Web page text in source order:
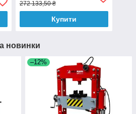
272 133,50 ₴
Купити
новинки
–12%